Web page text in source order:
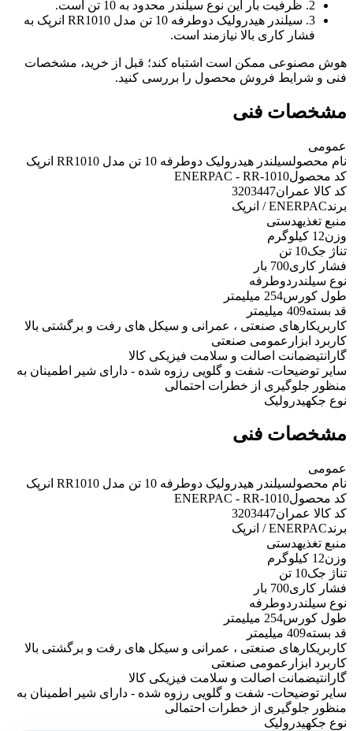
2. ظرفیت بار این نوع سیلندر محدود به 10 تن است.
3. سیلندر هیدرولیک دوطرفه 10 تن مدل RR1010 انرپک به
فشار کاری بالا نیازمند است.
هوش مصنوعی ممکن است اشتباه کند؛ قبل از خرید، مشخصات
فنی و شرایط فروش محصول را بررسی کنید.
مشخصات فنی
عمومی
نام محصولسیلندر هیدرولیک دوطرفه 10 تن مدل RR1010 انرپک
کد محصولENERPAC - RR-1010
کد کالا عمران3203447
برندENERPAC / انرپک
منبع تغذیهدستی
وزن12 کیلوگرم
تناژ جک10 تن
فشار کاری700 بار
نوع سیلندر دوطرفه
طول کورس254 میلیمتر
قد بسته409 میلیمتر
کاربریکارهای صنعتی ، عمرانی و سیکل های رفت و برگشتی بالا
کاربرد ابزار عمومی صنعتی
گارانتیضمانت اصالت و سلامت فیزیکی کالا
سایر توضیحات- شفت و گلویی رزوه شده - دارای شیر اطمینان به
منظور جلوگیری از خطرات احتمالی
نوع جکهیدرولیک
مشخصات فنی
عمومی
نام محصولسیلندر هیدرولیک دوطرفه 10 تن مدل RR1010 انرپک
کد محصولENERPAC - RR-1010
کد کالا عمران3203447
برندENERPAC / انرپک
منبع تغذیهدستی
وزن12 کیلوگرم
تناژ جک10 تن
فشار کاری700 بار
نوع سیلندر دوطرفه
طول کورس254 میلیمتر
قد بسته409 میلیمتر
کاربریکارهای صنعتی ، عمرانی و سیکل های رفت و برگشتی بالا
کاربرد ابزار عمومی صنعتی
گارانتیضمانت اصالت و سلامت فیزیکی کالا
سایر توضیحات- شفت و گلویی رزوه شده - دارای شیر اطمینان به
منظور جلوگیری از خطرات احتمالی
نوع جکهیدرولیک